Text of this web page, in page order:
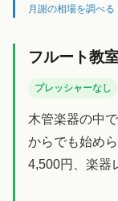
月謝の相場を調べ
フルート教
プレッシャーなし
木管楽器の中
からでも始め
4,500円、楽器